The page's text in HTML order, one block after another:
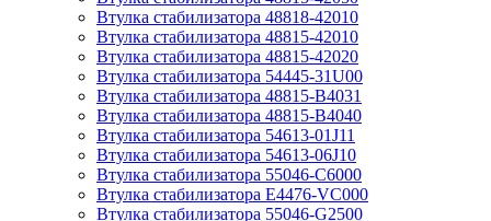
Втулка стабилизатора 48818-42010
Втулка стабилизатора 48815-42010
Втулка стабилизатора 48815-42020
Втулка стабилизатора 54445-31U00
Втулка стабилизатора 48815-B4031
Втулка стабилизатора 48815-B4040
Втулка стабилизатора 54613-01J11
Втулка стабилизатора 54613-06J10
Втулка стабилизатора 55046-C6000
Втулка стабилизатора E4476-VC000
Втулка стабилизатора 55046-G2500